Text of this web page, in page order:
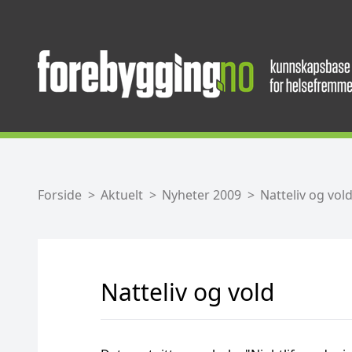
Forside Aktuelt Nyheter 2009 Natteliv og vold
Natteliv og vold